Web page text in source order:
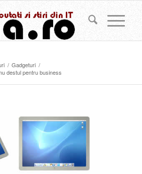
/ Gadgeturi /
destul pentru business